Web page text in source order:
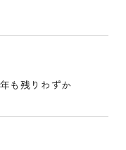
も残りわずか